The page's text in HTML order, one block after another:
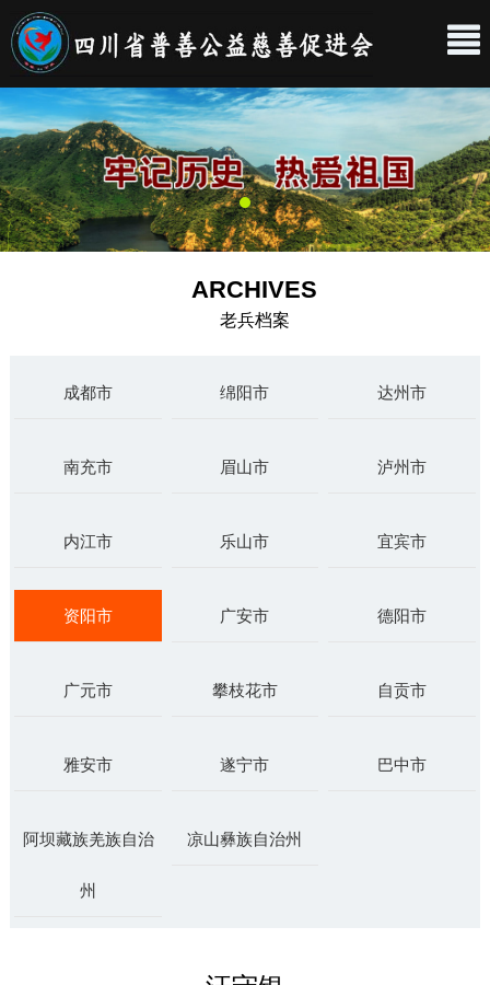
ARCHIVES
老兵档案
成都市 绵阳市 达州市
南充市 眉山市 泸州市
内江市 乐山市 宜宾市
资阳市 广安市 德阳市
广元市 攀枝花市 自贡市
雅安市 遂宁市 巴中市
阿坝藏族羌族自治
州
凉山彝族自治州